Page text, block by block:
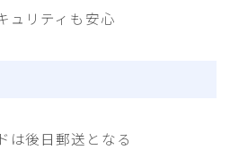
ュリティも安心
は後日郵送となる